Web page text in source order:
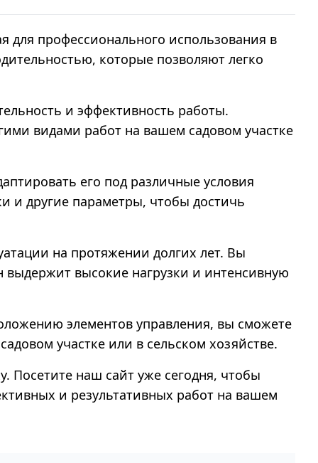
для профессионального использования в
которые позволяют легко
и эффективность работы.
видами работ на вашем садовом участке
его под различные условия
и другие параметры, чтобы достичь
на протяжении долгих лет. Вы
выдержит высокие нагрузки и интенсивную
элементов управления, вы сможете
участке или в сельском хозяйстве.
Посетите наш сайт уже сегодня, чтобы
и результативных работ на вашем